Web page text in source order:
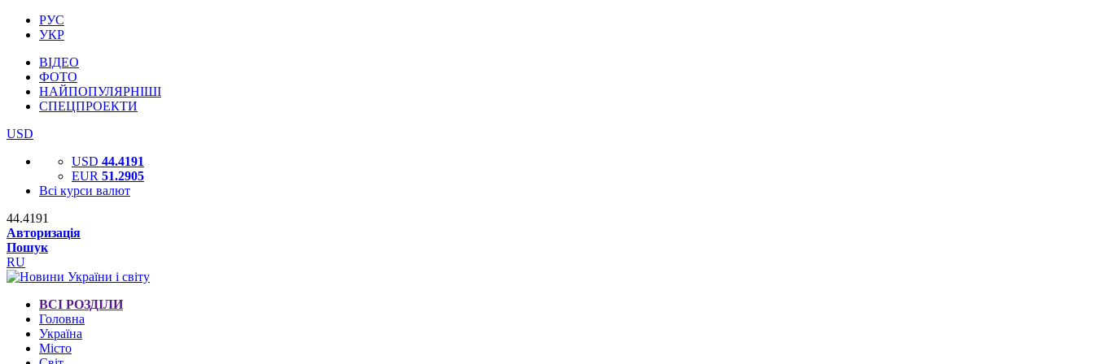
РУС
УКР
ВІДЕО
ФОТО
НАЙПОПУЛЯРНІШІ
СПЕЦПРОЕКТИ
USD
USD 44.4191
EUR 51.2905
Всі курси валют
44.4191
Авторизація
Пошук
RU
ВСІ РОЗДІЛИ
Головна
Україна
Місто